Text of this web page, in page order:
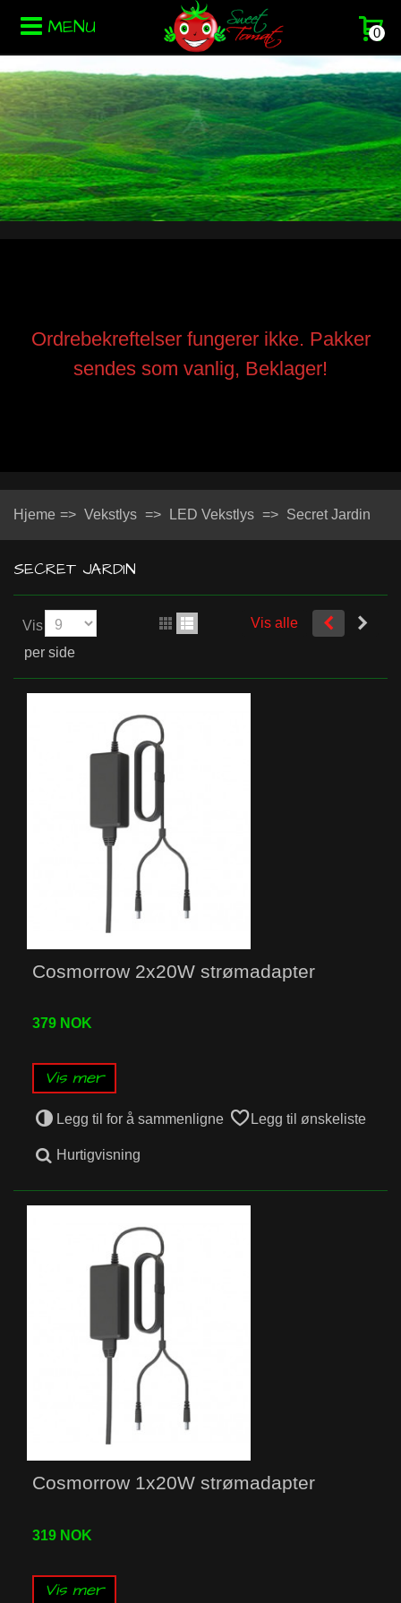
MENU 0
Ordrebekreftelser fungerer ikke. Pakker
sendes som vanlig, Beklager!
Hjeme => Vekstlys => LED Vekstlys => Secret Jardin
SECRET JARDIN
Vis
per side
Vis alle
Cosmorrow 2x20W strømadapter
379 NOK
Vis mer
Legg til for å sammenligne Legg til ønskeliste
Hurtigvisning
Cosmorrow 1x20W strømadapter
319 NOK
Vis mer